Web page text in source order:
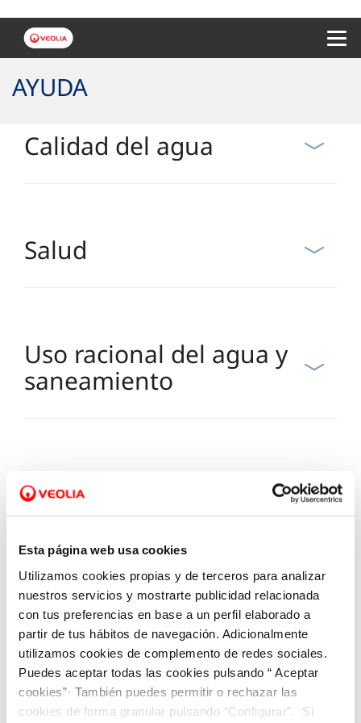
Esta página web usa cookies
Utilizamos cookies propias y de terceros para analizar
nuestros servicios y mostrarte publicidad relacionada
con tus preferencias en base a un perfil elaborado a
partir de tus hábitos de navegación. Adicionalmente
utilizamos cookies de complemento de redes sociales.
Puedes aceptar todas las cookies pulsando “ Aceptar
cookies”· También puedes permitir o rechazar las
cookies de forma granular pulsando “Configurar”. Si
AYUDA
Calidad del agua
Salud
Uso racional del agua y
saneamiento
Consumo y factura
Pagos
Ayuda, bonificaciones y